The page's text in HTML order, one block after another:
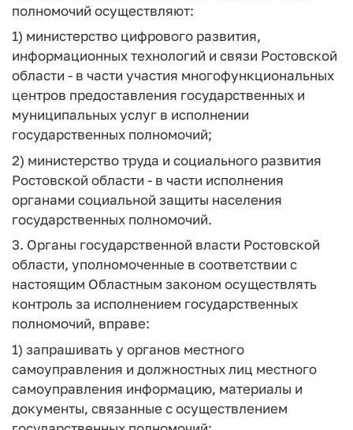
полномочий осуществляют:
1) министерство цифрового развития,
информационных технологий и связи Ростовской
области - в части участия многофункциональных
центров предоставления государственных и
муниципальных услуг в исполнении
государственных полномочий;
2) министерство труда и социального развития
Ростовской области - в части исполнения
органами социальной защиты населения
государственных полномочий.
3. Органы государственной власти Ростовской
области, уполномоченные в соответствии с
настоящим Областным законом осуществлять
контроль за исполнением государственных
полномочий, вправе:
1) запрашивать у органов местного
самоуправления и должностных лиц местного
самоуправления информацию, материалы и
документы, связанные с осуществлением